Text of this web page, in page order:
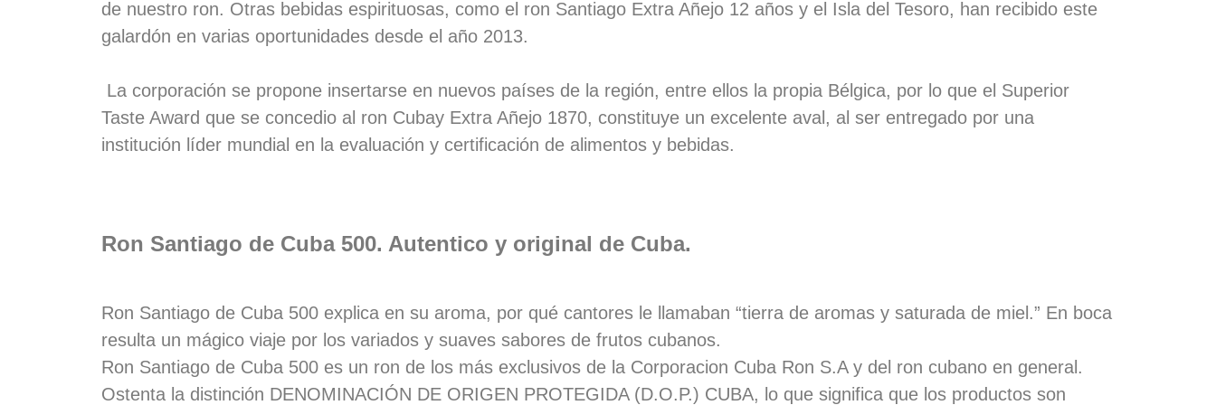
de nuestro ron. Otras bebidas espirituosas, como el ron Santiago Extra Añejo 12 años y el Isla del Tesoro, han recibido este
galardón en varias oportunidades desde el año 2013.
La corporación se propone insertarse en nuevos países de la región, entre ellos la propia Bélgica, por lo que el Superior
Taste Award que se concedio al ron Cubay Extra Añejo 1870, constituye un excelente aval, al ser entregado por una
institución líder mundial en la evaluación y certificación de alimentos y bebidas.
Ron Santiago de Cuba 500. Autentico y original de Cuba.
Ron Santiago de Cuba 500 explica en su aroma, por qué cantores le llamaban “tierra de aromas y saturada de miel.” En boca
resulta un mágico viaje por los variados y suaves sabores de frutos cubanos.
Ron Santiago de Cuba 500 es un ron de los más exclusivos de la Corporacion Cuba Ron S.A y del ron cubano en general.
Ostenta la distinción DENOMINACIÓN DE ORIGEN PROTEGIDA (D.O.P.) CUBA, lo que significa que los productos son